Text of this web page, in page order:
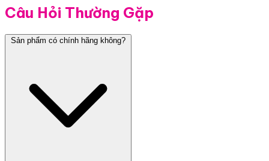
Câu Hỏi Thường Gặp
Sản phẩm có chính hãng không?